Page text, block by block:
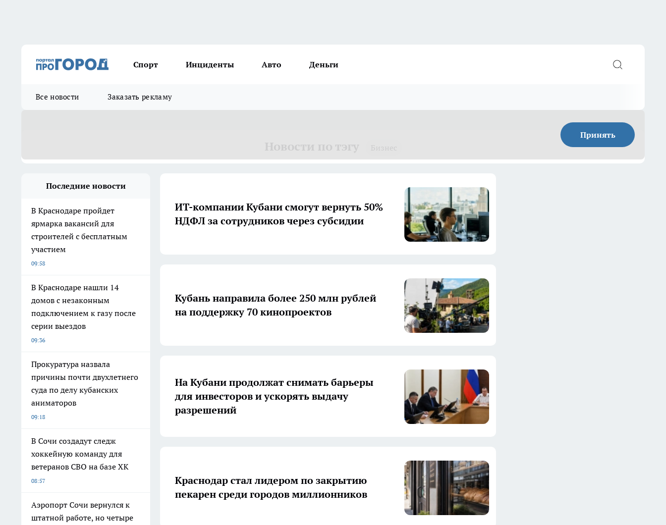
Спорт Инциденты Авто Деньги
Все новости Заказать рекламу
Принять
Последние новости
В Краснодаре пройдет
ярмарка вакансий для
строителей с бесплатным
участием
09:58
В Краснодаре нашли 14
домов с незаконным
подключением к газу после
серии выездов
09:36
Прокуратура назвала
причины почти двухлетнего
суда по делу кубанских
аниматоров
09:18
В Сочи создадут следж
хоккейную команду для
ветеранов СВО на базе ХК
08:57
Аэропорт Сочи вернулся к
штатной работе, но четыре
ИТ-компании Кубани смогут вернуть 50%
НДФЛ за сотрудников через субсидии
Кубань направила более 250 млн рублей
на поддержку 70 кинопроектов
На Кубани продолжат снимать барьеры
для инвесторов и ускорять выдачу
разрешений
Краснодар стал лидером по закрытию
пекарен среди городов миллионников